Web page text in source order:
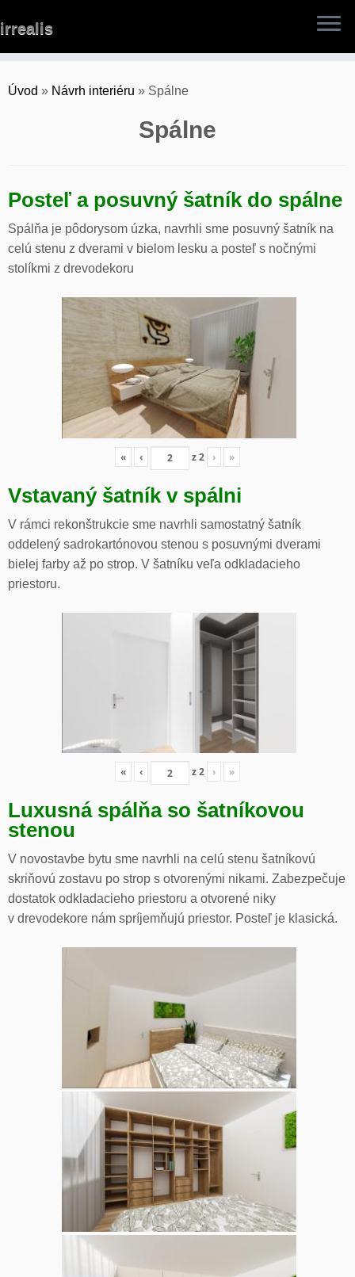
to
irrealis
Úvod » Návrh interiéru » Spálne
Spálne
Posteľ a posuvný šatník do spálne
Spálňa je pôdorysom úzka, navrhli sme posuvný šatník na
celú stenu z dverami v bielom lesku a posteľ s nočnými
stolíkmi z drevodekoru
« ‹ z2 › »
Vstavaný šatník v spálni
V rámci rekonštrukcie sme navrhli samostatný šatník
oddelený sadrokartónovou stenou s posuvnými dverami
bielej farby až po strop. V šatníku veľa odkladacieho
priestoru.
« ‹ z2 › »
Luxusná spálňa so šatníkovou
stenou
V novostavbe bytu sme navrhli na celú stenu šatníkovú
skriňovú zostavu po strop s otvorenými nikami. Zabezpečuje
dostatok odkladacieho priestoru a otvorené niky
v drevodekore nám spríjemňujú priestor. Posteľ je klasická.